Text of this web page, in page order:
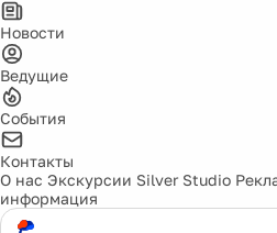
Новости
Ведущие
События
Контакты
О нас Экскурсии Silver Studio
информация